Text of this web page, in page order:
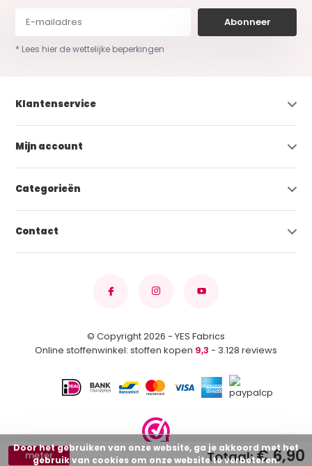
meter Totaal:€ 6,90
Abonneer
* Lees hier de wettelijke beperkingen
Klantenservice
Mijn account
Categorieën
Contact
© Copyright 2026 - YES Fabrics
Online stoffenwinkel: stoffen kopen 9,3 - 3.128 reviews
Door het gebruiken van onze website, ga je akkoord met het
gebruik van cookies om onze website te verbeteren.